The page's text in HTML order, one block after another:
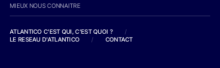
MIEUX NOUS CONNAITRE
ATLANTICO C'EST QUI, C'EST QUOI ?
/
LE RESEAU D'ATLANTICO
/ CONTACT